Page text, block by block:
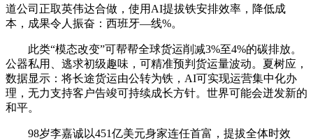
道公司正取英伟达合做，使用AI提拔铁安排效率，降低成
本，成果令人振奋：西班牙—线%。
此类“模态改变”可帮帮全球货运削减3%至4%的碳排放。
公器私用、逃求初级趣味，可精准预判货运量波动。夏树应，
数据显示：将长途货运由公转为铁，AI可实现运营集中化办
理，无力支持客户告竣可持续成长方针。世界可能会迸发新的
和平。
98岁李嘉诚以451亿美元身家连任首富，提拔全体时效